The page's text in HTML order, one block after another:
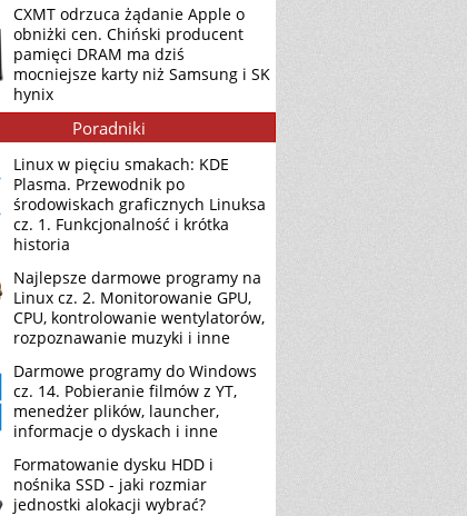
CXMT odrzuca żądanie Apple o
obniżki cen. Chiński producent
pamięci DRAM ma dziś
mocniejsze karty niż Samsung i SK
hynix
Poradniki
Linux w pięciu smakach: KDE
Plasma. Przewodnik po
środowiskach graficznych Linuksa
cz. 1. Funkcjonalność i krótka
historia
Najlepsze darmowe programy na
Linux cz. 2. Monitorowanie GPU,
CPU, kontrolowanie wentylatorów,
rozpoznawanie muzyki i inne
Darmowe programy do Windows
cz. 14. Pobieranie filmów z YT,
menedżer plików, launcher,
informacje o dyskach i inne
Formatowanie dysku HDD i
nośnika SSD - jaki rozmiar
jednostki alokacji wybrać?